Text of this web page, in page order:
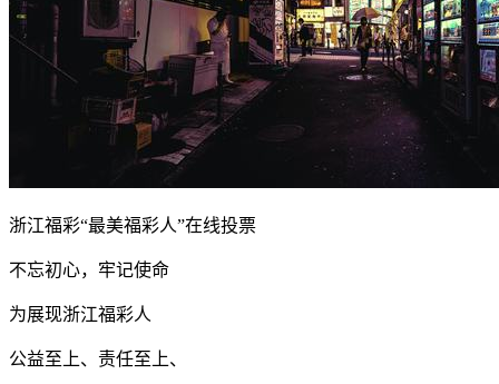
浙江福彩“最美福彩人”在线投票
不忘初心，牢记使命
为展现浙江福彩人
公益至上、责任至上、